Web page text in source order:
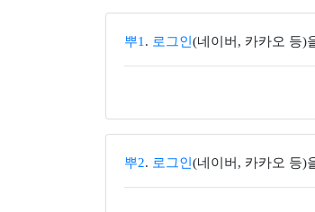
뿌1 . 로그인 (네이버, 카카오 등)
뿌2. 로그인 (네이버, 카카오 등)